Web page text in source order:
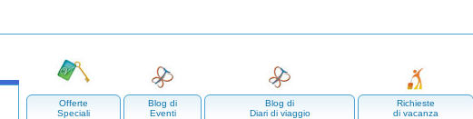
Offerte
Speciali
Blog di
Eventi
Blog di
Diari di viaggio
Richieste
di vacanza